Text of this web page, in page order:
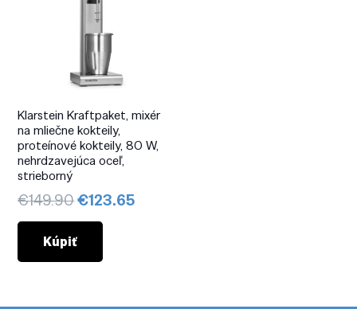
Klarstein Kraftpaket, mixér
na mliečne kokteily,
proteínové kokteily, 80 W,
nehrdzavejúca oceľ,
strieborný
€149.90Pôvodná
cena
bola:
€149.90.
€123.65Aktuálna
Kúpiť